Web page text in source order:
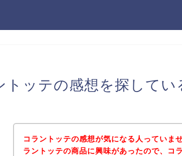
トッテの感想を探してい
コラントッテの感想が気になる人っていま
ラントッテの商品に興味があったので、コ